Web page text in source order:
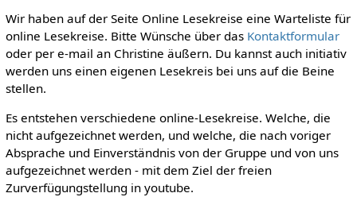
Wir haben auf der Seite Online Lesekreise eine Warteliste für
online Lesekreise. Bitte Wünsche über das Kontaktformular
oder per e-mail an Christine äußern. Du kannst auch initiativ
werden uns einen eigenen Lesekreis bei uns auf die Beine
stellen.
Es entstehen verschiedene online-Lesekreise. Welche, die
nicht aufgezeichnet werden, und welche, die nach voriger
Absprache und Einverständnis von der Gruppe und von uns
aufgezeichnet werden - mit dem Ziel der freien
Zurverfügungstellung in youtube.